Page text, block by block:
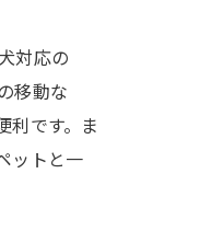
対応の
移動な
利です。ま
ットと一